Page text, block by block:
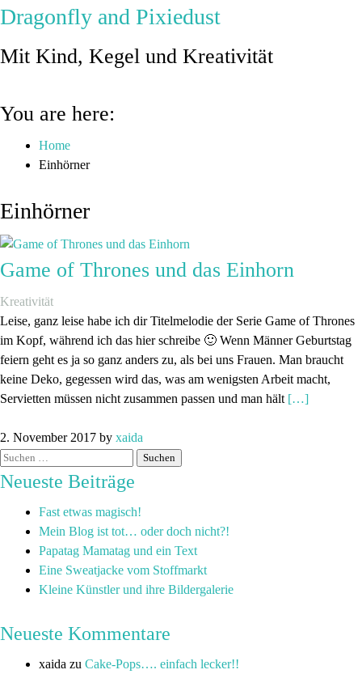
Dragonfly and Pixiedust
Mit Kind, Kegel und Kreativität
You are here:
Home
Einhörner
Einhörner
Game of Thrones und das Einhorn
Kreativität
Leise, ganz leise habe ich dir Titelmelodie der Serie Game of Thrones
im Kopf, während ich das hier schreibe 🙂 Wenn Männer Geburtstag
feiern geht es ja so ganz anders zu, als bei uns Frauen. Man braucht
keine Deko, gegessen wird das, was am wenigsten Arbeit macht,
Servietten müssen nicht zusammen passen und man hält […]
2. November 2017 by xaida
Neueste Beiträge
Fast etwas magisch!
Mein Blog ist tot… oder doch nicht?!
Papatag Mamatag und ein Text
Eine Sweatjacke vom Stoffmarkt
Kleine Künstler und ihre Bildergalerie
Neueste Kommentare
xaida zu Cake-Pops…. einfach lecker!!